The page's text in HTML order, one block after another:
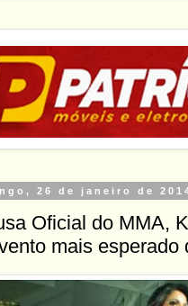
26 de janeiro de
Oficial do MMA,
mais esperado